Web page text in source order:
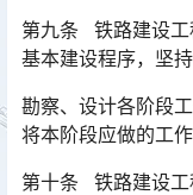
第九条 铁路建设工
基本建设程序，坚
勘察、设计各阶段
将本阶段应做的工
第十条 铁路建设工